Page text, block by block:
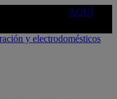
AQUÍ